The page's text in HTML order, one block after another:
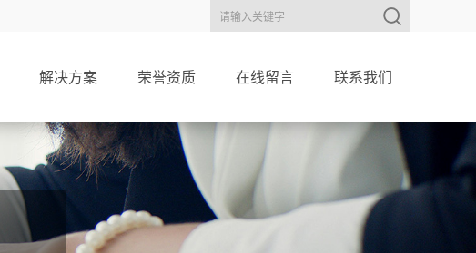
解决方案 荣誉资质 在线留言 联系我们